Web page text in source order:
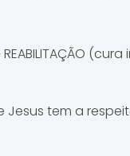
tem a